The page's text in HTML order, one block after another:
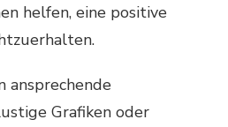
helfen, eine positive
ansprechende
Grafiken oder